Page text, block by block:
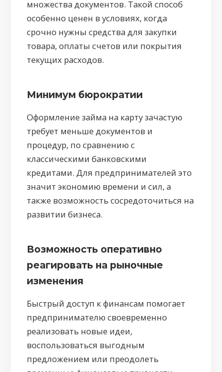
множества документов. Такой способ
особенно ценен в условиях, когда
срочно нужны средства для закупки
товара, оплаты счетов или покрытия
текущих расходов.
Минимум бюрократии
Оформление займа на карту зачастую
требует меньше документов и
процедур, по сравнению с
классическими банковскими
кредитами. Для предпринимателей это
значит экономию времени и сил, а
также возможность сосредоточиться на
развитии бизнеса.
Возможность оперативно
реагировать на рыночные
изменения
Быстрый доступ к финансам помогает
предпринимателю своевременно
реализовать новые идеи,
воспользоваться выгодным
предложением или преодолеть